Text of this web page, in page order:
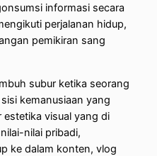
informasi secara
perjalanan hidup,
pemikiran sang
subur ketika seorang
kemanusiaan yang
estetika visual yang di
nilai pribadi,
ke dalam konten, vlog